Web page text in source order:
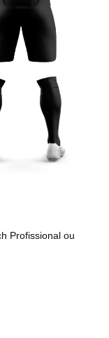
Profissional ou